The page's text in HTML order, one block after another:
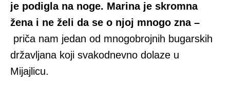
je podigla na noge. Marina je skromna
žena i ne želi da se o njoj mnogo zna –
priča nam jedan od mnogobrojnih bugarskih
državljana koji svakodnevno dolaze u
Mijajlicu.